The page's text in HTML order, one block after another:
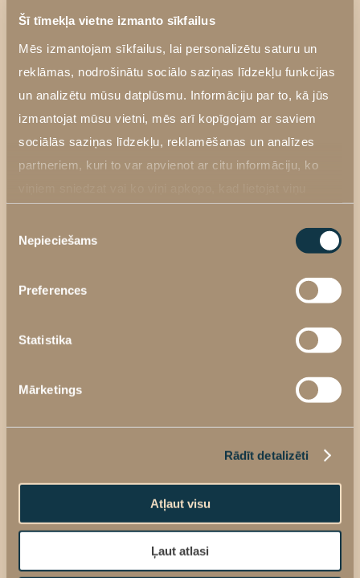
Šī tīmekļa vietne izmanto sīkfailus
Mēs izmantojam sīkfailus, lai personalizētu saturu un
reklāmas, nodrošinātu sociālo saziņas līdzekļu funkcijas
un analizētu mūsu datplūsmu. Informāciju par to, kā jūs
izmantojat mūsu vietni, mēs arī kopīgojam ar saviem
sociālās saziņas līdzekļu, reklamēšanas un analīzes
partneriem, kuri to var apvienot ar citu informāciju, ko
sadaļā šeit
izvēle
Nepieciešams
Preferences
Statistika
Mārketings
Rādīt detalizēti
Atļaut visu
Ļaut atlasi
Botulīna toksīna injekcijas (2
zonas)
€
250
Botulīna toksīna injekcijas (3
zonas)
350
Hiperhidrozes korekcija € 450
Operācijas/procedūras izmaksās Ietilpst:
Maksa par operāciju vai procedūru
medikamenti, izmantotie materiāli,
Pēcoperācijas aprūpe klīnikā